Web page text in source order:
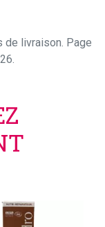
de livraison. Page